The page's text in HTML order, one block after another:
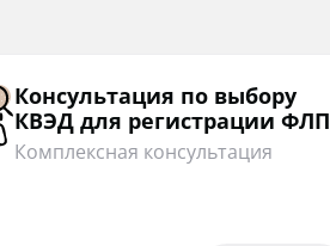
Консультация по выбору
КВЭД для регистрации ФЛП
Комплексная консультация